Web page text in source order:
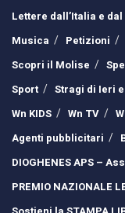
Lettere dall’Italia e
Musica
Petizioni
Scopri il Molise
Sport
Stragi di Ieri
Wn KIDS
Wn TV
Agenti pubblicitari
DIOGHENES APS –
PREMIO NAZIONALE